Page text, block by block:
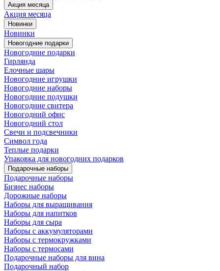
Акция месяца
Акция месяца
Новинки
Новинки
Новогодние подарки
Новогодние подарки
Гирлянда
Елочные шары
Новогодние игрушки
Новогодние наборы
Новогодние подушки
Новогодние свитера
Новогодний офис
Новогодний стол
Свечи и подсвечники
Символ года
Теплые подарки
Упаковка для новогодних подарков
Подарочные наборы
Подарочные наборы
Бизнес наборы
Дорожные наборы
Наборы для выращивания
Наборы для напитков
Наборы для сыра
Наборы с аккумуляторами
Наборы с термокружками
Наборы с термосами
Подарочные наборы для вина
Подарочный набор